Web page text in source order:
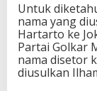
Untuk
nama yang
Hartarto ke
Partai Golkar
nama disetor
diusulkan